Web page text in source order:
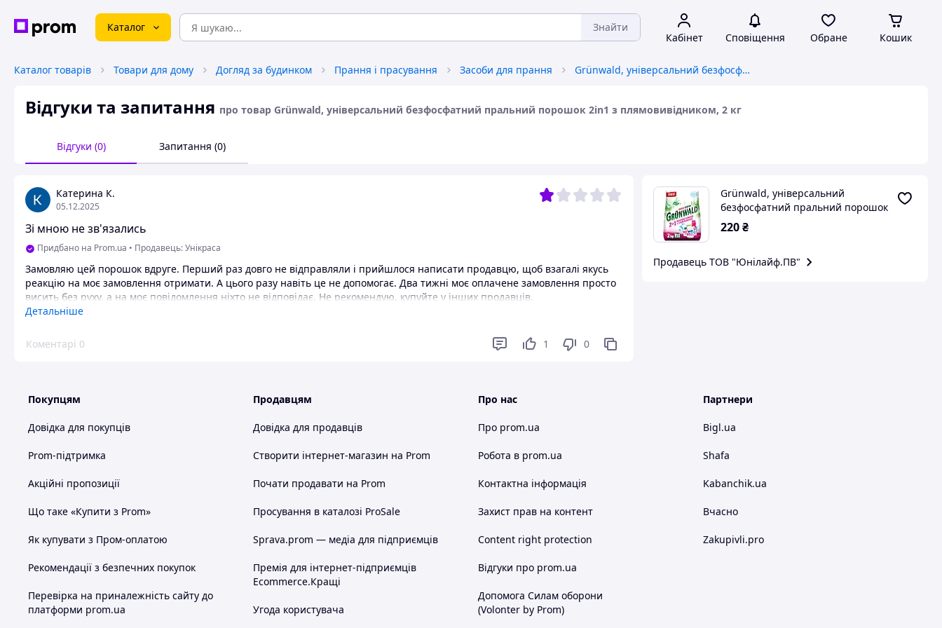
Каталог Знайти
Кабінет Сповіщення Обране Кошик
Каталог товарів Товари для дому Догляд за будинком Прання і прасування Засоби для прання Grünwald, універсальний безфосфатний пральний порошок 2in1 з плямовивідником, 2 кг
Відгуки та запитання про товар Grünwald, універсальний безфосфатний пральний порошок 2in1 з плямовивідником, 2 кг
Відгуки (0) Запитання (0)
Катерина К.
05.12.2025
Зі мною не зв'язались
Придбано на Prom.ua • Продавець: Унікраса
Замовляю цей порошок вдруге. Перший раз довго не відправляли і прийшлося написати продавцю, щоб взагалі якусь
реакцію на моє замовлення отримати. А цього разу навіть це не допомогає. Два тижні моє оплачене замовлення просто
висить без руху, а на моє повідомлення ніхто не відповідає. Не рекомендую, купуйте у інших продавців.
Переваги
Детальніше
Коментарі 0 1 0
Grünwald, універсальний
безфосфатний пральний порошок
2in1 з плямовивідником, 2 кг
220₴
Продавець ТОВ "Юнілайф.ПВ"
Покупцям
Довідка для покупців
Prom-підтримка
Акційні пропозиції
Що таке «Купити з Prom»
Як купувати з Пром-оплатою
Рекомендації з безпечних покупок
Перевірка на приналежність сайту до
платформи prom.ua
Продавцям
Довідка для продавців
Створити інтернет-магазин на Prom
Почати продавати на Prom
Просування в каталозі ProSale
Sprava.prom — медіа для підприємців
Премія для інтернет-підприємців
Ecommerce.Кращі
Угода користувача
Про нас
Про prom.ua
Робота в prom.ua
Контактна інформація
Захист прав на контент
Content right protection
Відгуки про prom.ua
Допомога Силам оборони
(Volonter by Prom)
Партнери
Bigl.ua
Shafa
Kabanchik.ua
Вчасно
Zakupivli.pro